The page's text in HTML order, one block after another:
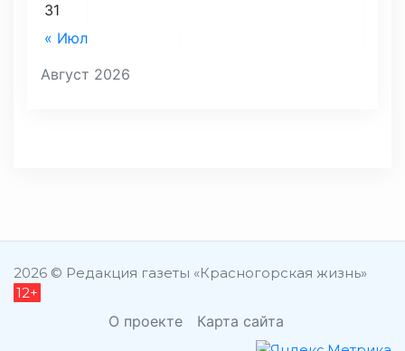
Август 2026
« Июл
31
2026 © Редакция газеты «Красногорская жизнь»
12+
О проекте Карта сайта